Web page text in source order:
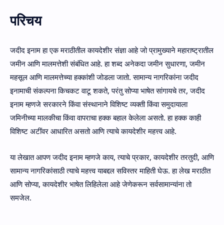
परिचय
जदीद इनाम हा एक मराठीतील कायदेशीर संज्ञा आहे जो प्रामुख्याने महाराष्ट्रातील
जमीन आणि मालमत्तेशी संबंधित आहे. हा शब्द अनेकदा जमीन सुधारणा, जमीन
महसूल आणि मालमत्तेच्या हक्कांशी जोडला जातो. सामान्य नागरिकांना जदीद
इनामाची संकल्पना किचकट वाटू शकते, परंतु सोप्या भाषेत सांगायचे तर, जदीद
इनाम म्हणजे सरकारने किंवा संस्थानाने विशिष्ट व्यक्ती किंवा समुदायाला
जमिनीच्या मालकीचा किंवा वापराचा हक्क बहाल केलेला असतो. हा हक्क काही
विशिष्ट अटींवर आधारित असतो आणि त्याचे कायदेशीर महत्त्व आहे.
या लेखात आपण जदीद इनाम म्हणजे काय, त्याचे प्रकार, कायदेशीर तरतुदी, आणि
सामान्य नागरिकांसाठी त्याचे महत्त्व याबद्दल सविस्तर माहिती घेऊ. हा लेख मराठीत
आणि सोप्या, कायदेशीर भाषेत लिहिलेला आहे जेणेकरून सर्वसामान्यांना तो
समजेल.